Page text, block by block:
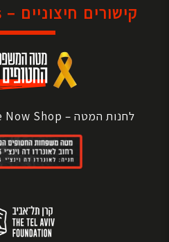
קישורים חיצוניים – External Links
לחנות המטה – Bring Them Home Now Shop >